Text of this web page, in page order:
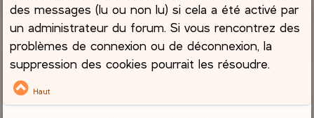
des messages (lu ou non lu) si cela a été activé par
un administrateur du forum. Si vous rencontrez des
problèmes de connexion ou de déconnexion, la
suppression des cookies pourrait les résoudre.
Haut